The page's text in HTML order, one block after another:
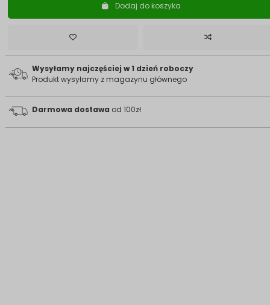
Dodaj do koszyka
Wysyłamy najczęściej w 1 dzień roboczy
Produkt wysyłamy z magazynu głównego
Darmowa dostawa od 100zł